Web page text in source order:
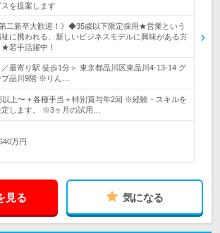
を提案します
第二新卒大歓迎！》◆35歳以下限定採用★営業という
祉に携われる、新しいビジネスモデルに興味がある方
若手活躍中！
／最寄り駅 徒歩1分＞ 東京都品川区東品川4-13-14 グ
ブ品川9階 ※りん…
以上〜＋各種手当＋特別賞与年2回 ※経験・スキルを
定します。 ※3ヶ月の試用…
万円
見る 気になる